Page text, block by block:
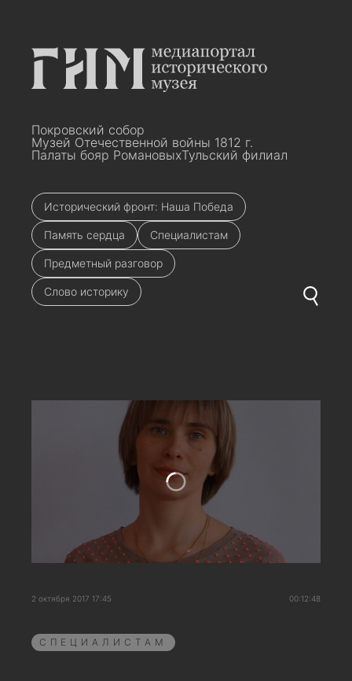
Покровский собор
Музей Отечественной войны 1812 г.
Палаты бояр РомановыхТульский филиал
Исторический фронт: Наша Победа
Память сердца Специалистам
Предметный разговор
Слово историку
2 октября 2017 17:45 00:12:48
СПЕЦИАЛИСТАМ